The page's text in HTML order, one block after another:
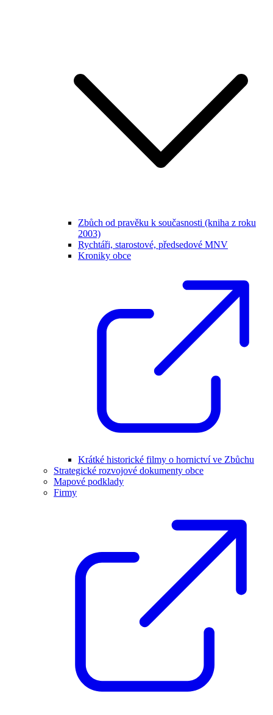
Zbůch od pravěku k současnosti (kniha z roku
2003)
Rychtáři, starostové, předsedové MNV
Kroniky obce
Krátké historické filmy o hornictví ve Zbůchu
Strategické rozvojové dokumenty obce
Mapové podklady
Firmy